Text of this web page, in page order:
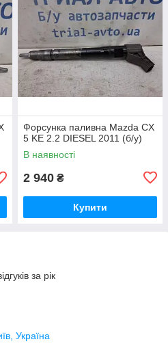
Форсунка паливна Mazda CX
5 KE 2.2 DIESEL 2011 (б/у)
В наявності
2 940 ₴
Купити
за рік
Україна